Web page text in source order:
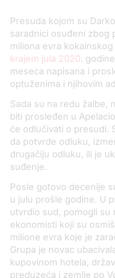
Presuda kojom su
saradnici osuđeni zbog
miliona evra
krajem jula 2020.
meseca napisana i
optuženima i njihovim
Sada su na redu žalbe,
biti prosleđen u
će odlučivati o presudi.
da potvrde odluku,
drugačiju odluku, ili je
suđenje.
Posle gotovo decenije
u julu prošle godine. U
utvrdio sud, pomogli su
ekonomisti koji su
milione evra koje je
Grupa je novac
kupovinom hotela,
preduzeća i zemlje po